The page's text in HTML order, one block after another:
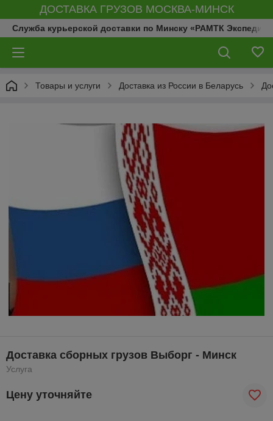
ДОСТАВКА ГРУЗОВ МОСКВА-МИНСК
Служба курьерской доставки по Минску «РАМТК
Товары и услуги Доставка из России в Беларусь
Доставка сборных грузов Выборг - Минск
Услуга
Цену уточняйте